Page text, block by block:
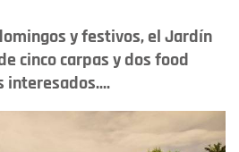
y festivos, el Jardín
cinco carpas y dos food
interesados....